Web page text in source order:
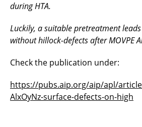
during HTA.
Luckily, a suitable pretreatment
without hillock-defects after MOVPE
Check the publication under:
https://pubs.aip.org/aip/apl/
AlxOyNz-surface-defects-on-high